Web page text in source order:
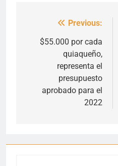
Navegación
entradas
Previous:
$55.000 por cada
quiaqueño,
representa el
presupuesto
aprobado para el
2022